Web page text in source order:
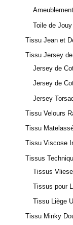
Toile de Jouy
Tissu Jean et
Tissu Jersey
Jersey de
Jersey de
Jersey
Tissu Velours
Tissu
Tissu Viscose
Tissus
Tissus
Tissus pour
Tissu Liège
Tissu Minky